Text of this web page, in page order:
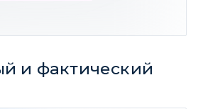
и фактический